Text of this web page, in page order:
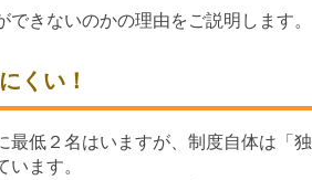
きないのかの理由をご説明します。
くい！
最低２名はいますが、制度自体は「
ます。